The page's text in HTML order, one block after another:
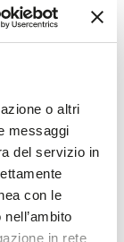
o altri
messaggi
del servizio in
con le
in rete